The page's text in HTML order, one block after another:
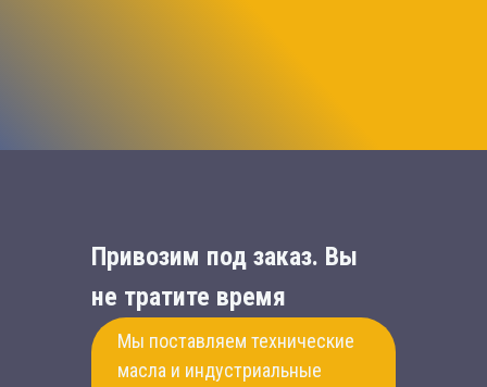
Привозим под заказ. Вы
не тратите время
Мы поставляем технические
масла и индустриальные